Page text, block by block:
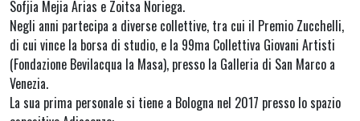
Sofjia Mejia Arias e Zoitsa Noriega.
Negli anni partecipa a diverse collettive, tra cui il Premio Zucchelli,
di cui vince la borsa di studio, e la 99ma Collettiva Giovani Artisti
(Fondazione Bevilacqua la Masa), presso la Galleria di San Marco a
Venezia.
La sua prima personale si tiene a Bologna nel 2017 presso lo spazio